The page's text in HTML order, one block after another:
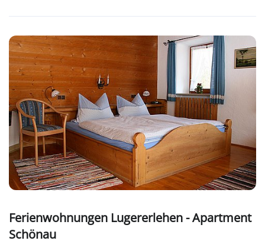
Ferienwohnungen Lugererlehen - Apartment
Schönau